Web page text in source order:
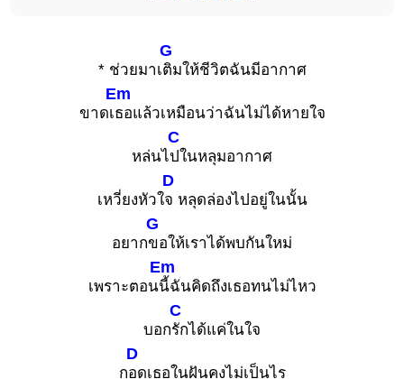
* ช่วยมาเ
G
ติมให้ชีวิตฉันมีอากาศ
ขาดเ
Em
ธอแล้วเหมือนว่าฉันไม่ได้หายใจ
หล่นไ
C
ปในหลุมอากาศ
เหวี่ยงหัวใ
D
จ หลุดล่องไปอยู่ในนั้น
อยาก
G
ขอให้เราได้พบกันใหม่
เพราะตอน
Em
นี้ฉันคิดถึงเธอทนไม่ไหว
บอก
C
รักได้แค่ในใจ
ก
D
อดเธอในฝันคงไม่เป็นไร